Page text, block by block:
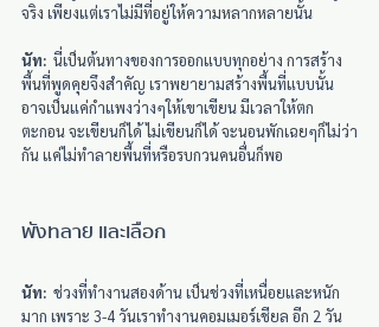
จริง เพียงแต่เราไม่มีที่อยู่ให้ความหลากหลายนั้น
นัท: นี่เป็นต้นทางของการออกแบบทุกอย่าง การสร้าง
พื้นที่พูดคุยจึงสำคัญ เราพยายามสร้างพื้นที่แบบนั้น
อาจเป็นแค่กำแพงว่างๆให้เขาเขียน มีเวลาให้ตก
ตะกอน จะเขียนก็ได้ ไม่เขียนก็ได้ จะนอนพักเฉยๆก็ไม่ว่า
กัน แค่ไม่ทำลายพื้นที่หรือรบกวนคนอื่นก็พอ
พังทลาย และเลือก
นัท: ช่วงที่ทำงานสองด้าน เป็นช่วงที่เหนื่อยและหนัก
มาก เพราะ 3-4 วันเราทำงานคอมเมอร์เชียล อีก 2 วัน